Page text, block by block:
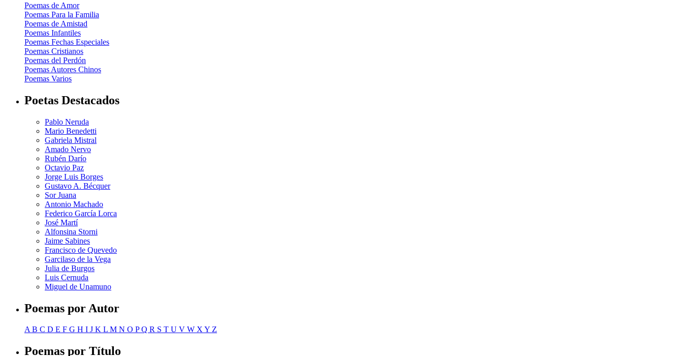
Poemas de Amor
Poemas Para la Familia
Poemas de Amistad
Poemas Infantiles
Poemas Fechas Especiales
Poemas Cristianos
Poemas del Perdón
Poemas Autores Chinos
Poemas Varios
Poetas Destacados
Pablo Neruda
Mario Benedetti
Gabriela Mistral
Amado Nervo
Rubén Darío
Octavio Paz
Jorge Luis Borges
Gustavo A. Bécquer
Sor Juana
Antonio Machado
Federico García Lorca
José Martí
Alfonsina Storni
Jaime Sabines
Francisco de Quevedo
Garcilaso de la Vega
Julia de Burgos
Luis Cernuda
Miguel de Unamuno
Poemas por Autor
AB C D E F G H I J K L M N O PQ R S T U V W XY Z
Poemas por Título